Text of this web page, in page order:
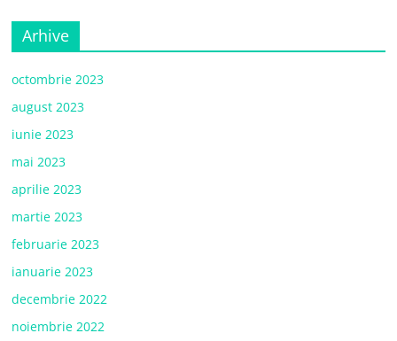
Arhive
octombrie 2023
august 2023
iunie 2023
mai 2023
aprilie 2023
martie 2023
februarie 2023
ianuarie 2023
decembrie 2022
noiembrie 2022